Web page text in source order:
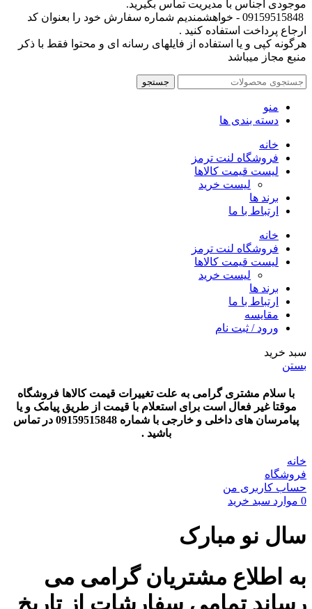
موجودی اجناس با مدیریت تماس بگیرید.
09159515848 - خواهشمندیم شماره سفارش خود را بعنوان کد
ارجاع پرداخت استفاده کنید .
هرگونه کپی و یا استفاده از فایلهای رسانه ای و محتوا فقط با ذکر
منبع مجاز میباشد
جستجو
منو
دسته بندی ها
خانه
فروشگاه لنت ترمز
لیست قیمت کالاها
لیست خرید
برند ها
ارتباط با ما
خانه
فروشگاه لنت ترمز
لیست قیمت کالاها
لیست خرید
برند ها
ارتباط با ما
مقایسه
ورود / ثبت نام
سبد خرید
بستن
با سلام مشتری گرامی به علت تغییرات قیمت کالاها فروشگاه
موقتا غیر فعال است برای استعلام با قیمت از طریق پیامک و یا
پیامرسان های داخلی و خارجی با شماره 09159515848 در تماس
باشید .
خانه
فروشگاه
حساب کاربری من
0 موارد سبد خرید
سال نو مبارک
به اطلاع مشتریان گرامی می
رساند تمامی سفارشات از تاریخ